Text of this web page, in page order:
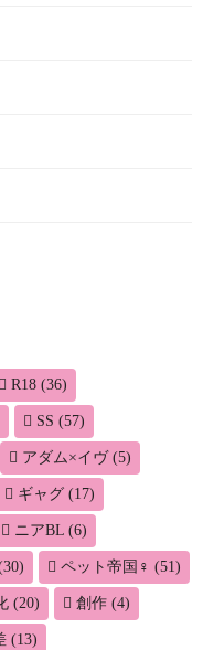
R18 (36)
SS (57)
アダム×イヴ(5)
ギャグ (17)
ニアBL (6)
ペット帝国♀ (51)
(20) 創作 (4)
(13)